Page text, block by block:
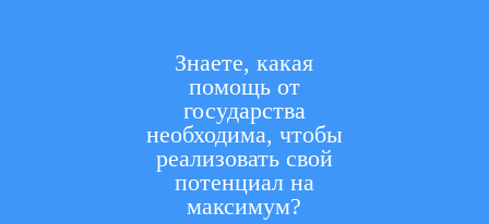
Знаете, какая
помощь от
государства
необходима, чтобы
реализовать свой
потенциал на
максимум?